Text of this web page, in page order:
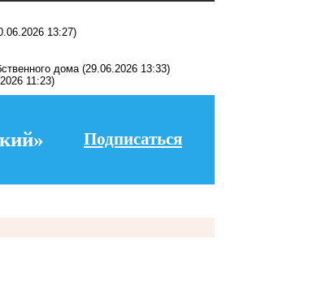
13:27)
дома (29.06.2026 13:33)
11:23)
Подписаться